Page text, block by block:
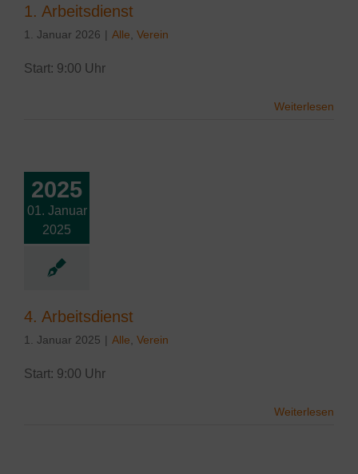
1. Arbeitsdienst
1. Januar 2026 | Alle Verein
Start: 9:00 Uhr
Weiterlesen
2025
01. Januar
2025
4. Arbeitsdienst
1. Januar 2025 | Alle Verein
Start: 9:00 Uhr
Weiterlesen